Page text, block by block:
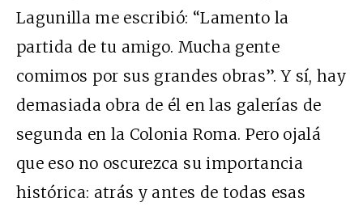
Lagunilla me escribió: “Lamento la
partida de tu amigo. Mucha gente
comimos por sus grandes obras”. Y sí, hay
demasiada obra de él en las galerías de
segunda en la Colonia Roma. Pero ojalá
que eso no oscurezca su importancia
histórica: atrás y antes de todas esas